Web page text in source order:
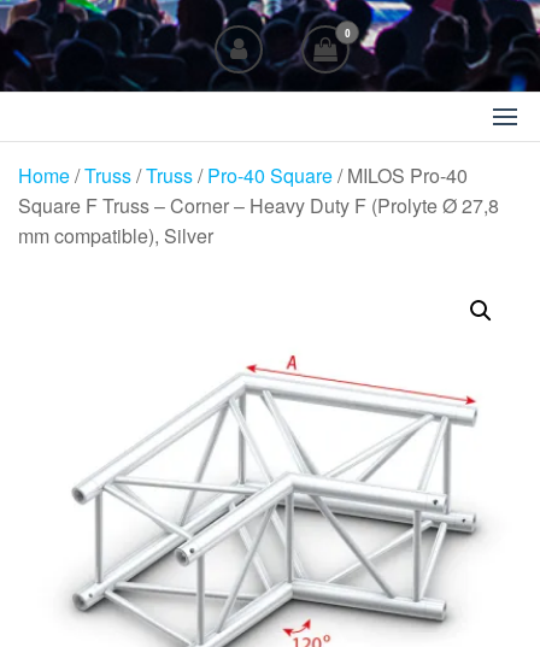
0
Home/Truss/Truss/Pro-40 Square/ MILOS Pro-40
Square F Truss – Corner – Heavy Duty F (Prolyte Ø 27,8
mm compatible), Silver